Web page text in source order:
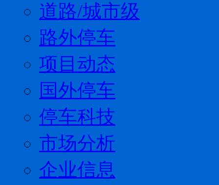
道路/城市级
路外停车
项目动态
国外停车
停车科技
市场分析
企业信息